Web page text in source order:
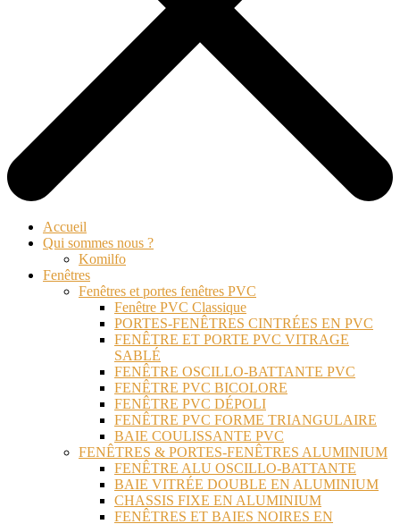
Accueil
Qui sommes nous ?
Komilfo
Fenêtres
Fenêtres et portes fenêtres PVC
Fenêtre PVC Classique
PORTES-FENÊTRES CINTRÉES EN PVC
FENÊTRE ET PORTE PVC VITRAGE
SABLÉ
FENÊTRE OSCILLO-BATTANTE PVC
FENÊTRE PVC BICOLORE
FENÊTRE PVC DÉPOLI
FENÊTRE PVC FORME TRIANGULAIRE
BAIE COULISSANTE PVC
FENÊTRES & PORTES-FENÊTRES ALUMINIUM
FENÊTRE ALU OSCILLO-BATTANTE
BAIE VITRÉE DOUBLE EN ALUMINIUM
CHASSIS FIXE EN ALUMINIUM
FENÊTRES ET BAIES NOIRES EN